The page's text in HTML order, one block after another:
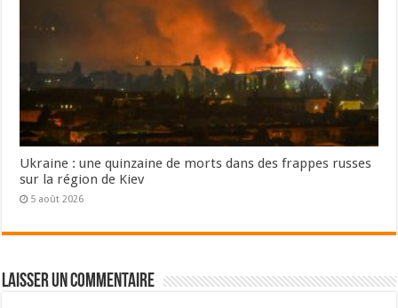
Ukraine : une quinzaine de morts dans des frappes russes
sur la région de Kiev
5 août 2026
Laisser un commentaire